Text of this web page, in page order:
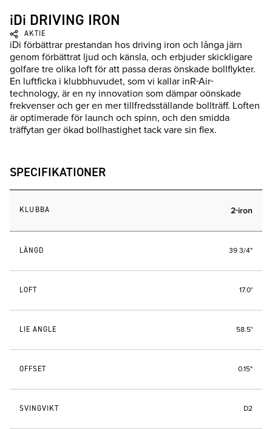
iDi DRIVING IRON
AKTIE
iDi förbättrar prestandan hos driving iron och långa järn
genom förbättrat ljud och känsla, och erbjuder skickligare
golfare tre olika loft för att passa deras önskade bollflykter.
En luftficka i klubbhuvudet, som vi kallar inR-Air-
technology, är en ny innovation som dämpar oönskade
frekvenser och ger en mer tillfredsställande bollträff. Loften
är optimerade för launch och spinn, och den smidda
träffytan ger ökad bollhastighet tack vare sin flex.
SPECIFIKATIONER
KLUBBA 2-iron
LÄNGD 39 3/4"
LOFT 17.0°
LIE ANGLE 58.5°
OFFSET 0.15"
SVINGVIKT D2